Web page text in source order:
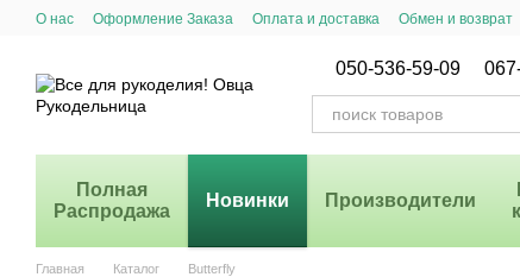
Перейти к основному контенту
О нас Оформление Заказа Оплата и доставка Обмен и возврат
050-536-59-09
Полная
Распродажа
Новинки Производители
Главная Каталог Butterfly